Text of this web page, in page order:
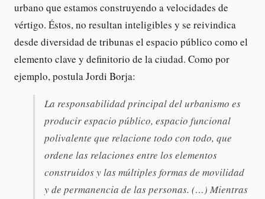
urbano que estamos construyendo a velocidades de
vértigo. Éstos, no resultan inteligibles y se reivindica
desde diversidad de tribunas el espacio público como el
elemento clave y definitorio de la ciudad. Como por
ejemplo, postula Jordi Borja:
La responsabilidad principal del urbanismo es
producir espacio público, espacio funcional
polivalente que relacione todo con todo, que
ordene las relaciones entre los elementos
construidos y las múltiples formas de movilidad
y de permanencia de las personas. (…) Mientras